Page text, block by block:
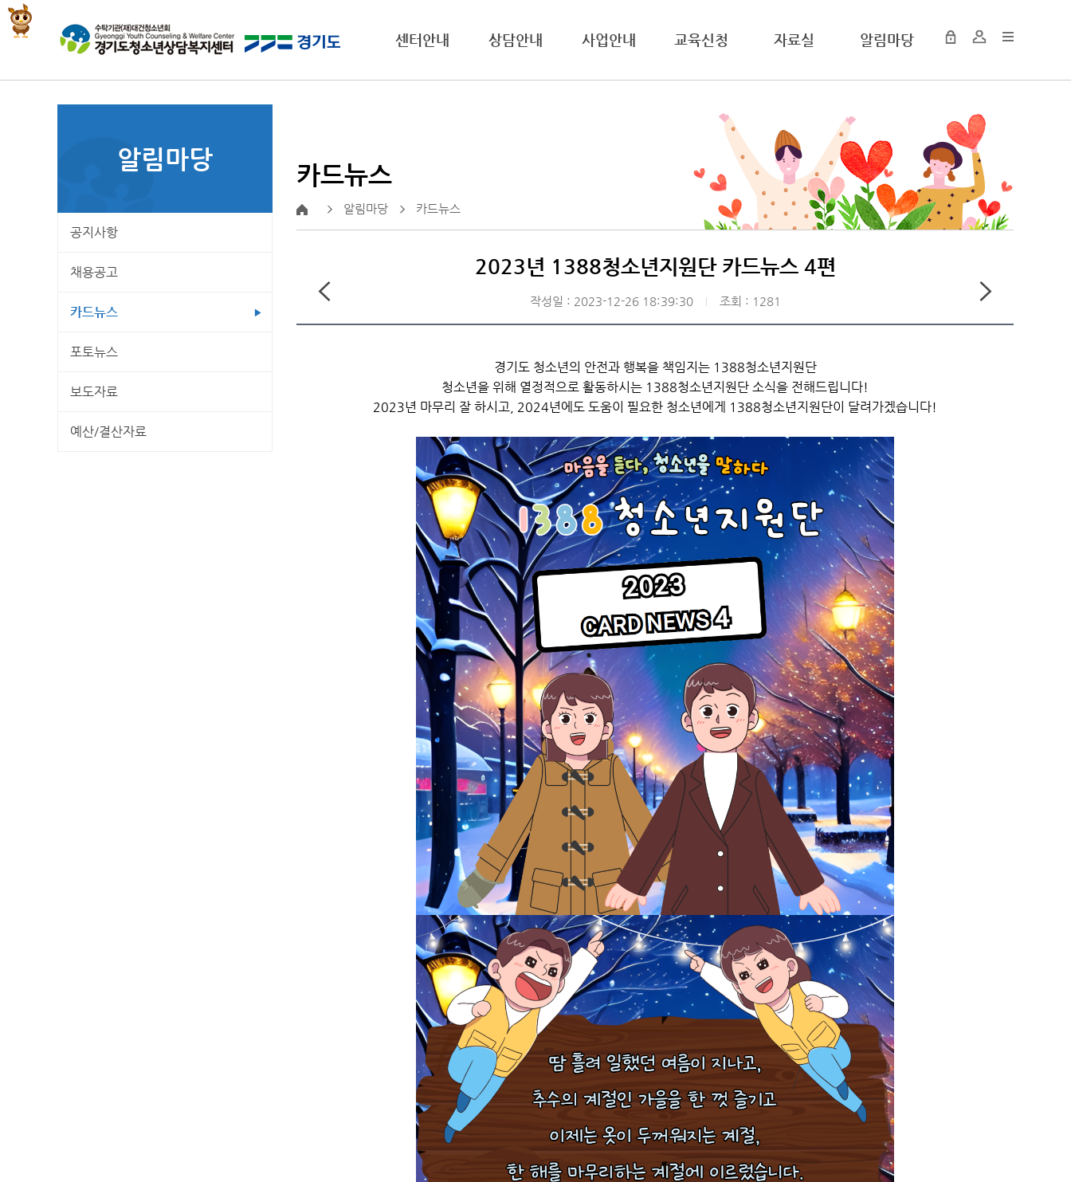
센터안내 상담안내 사업안내 교육신청 자료실 알림마당
알림마당
공지사항
채용공고
카드뉴스
포토뉴스
보도자료
예산/결산자료
카드뉴스
알림마당 카드뉴스
2023년 1388청소년지원단 카드뉴스 4편
작성일 : 2023-12-26 18:39:30 조회 : 1281
경기도 청소년의 안전과 행복을 책임지는 1388청소년지원단
청소년을 위해 열정적으로 활동하시는 1388청소년지원단 소식을 전해드립니다!
2023년 마무리 잘 하시고, 2024년에도 도움이 필요한 청소년에게 1388청소년지원단이 달려가겠습니다!